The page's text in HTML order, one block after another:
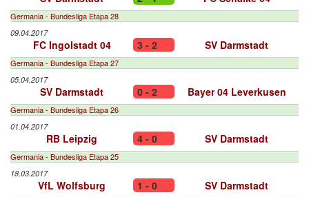
Germania - Bundesliga Etapa 28
09.04.2017
FC Ingolstadt 04 3 - 2 SV Darmstadt
Germania - Bundesliga Etapa 27
05.04.2017
SV Darmstadt 0 - 2 Bayer 04 Leverkusen
Germania - Bundesliga Etapa 26
01.04.2017
RB Leipzig 4 - 0 SV Darmstadt
Germania - Bundesliga Etapa 25
18.03.2017
VfL Wolfsburg 1 - 0 SV Darmstadt